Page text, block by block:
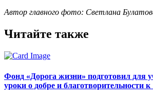
Автор главного фото: Светлана
Читайте также
Фонд «Дорога жизни» подготовил для
уроки о добре и благотворительности к